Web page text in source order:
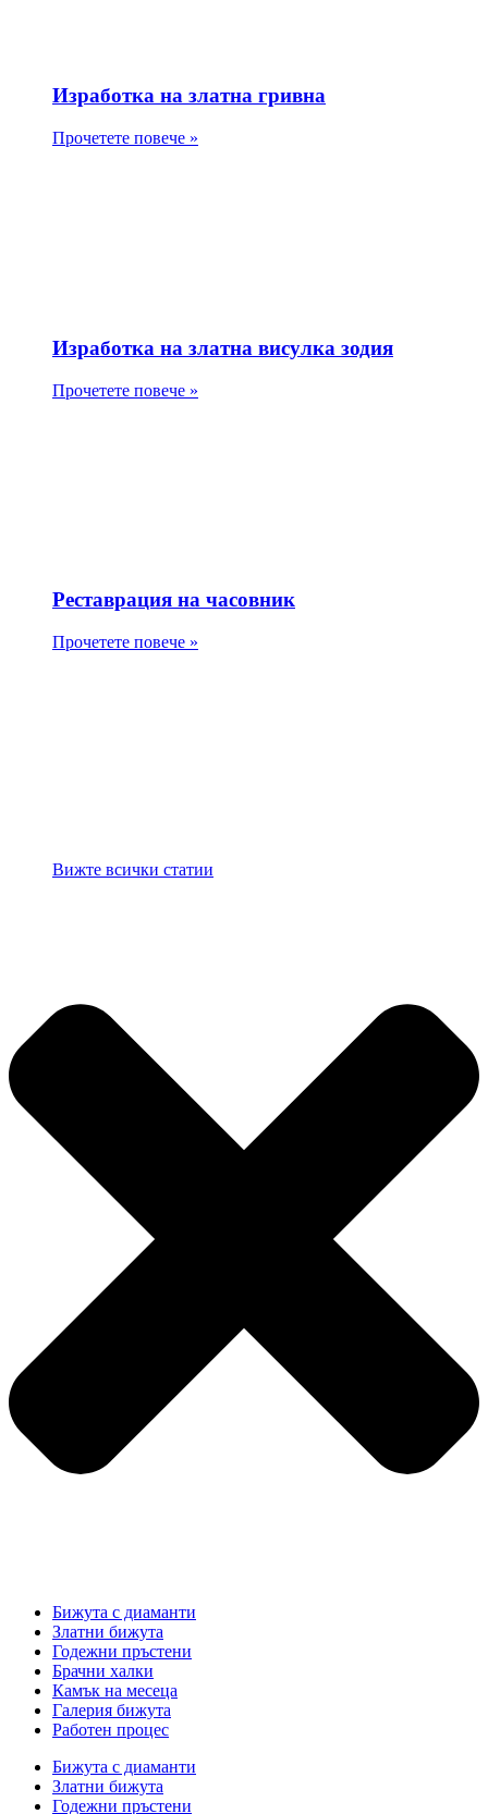
Изработка на златна гривна
Прочетете повече »
Изработка на златна висулка зодия
Прочетете повече »
Реставрация на часовник
Прочетете повече »
Вижте всички статии
Бижута с диаманти
Златни бижута
Годежни пръстени
Брачни халки
Камък на месеца
Галерия бижута
Работен процес
Бижута с диаманти
Златни бижута
Годежни пръстени